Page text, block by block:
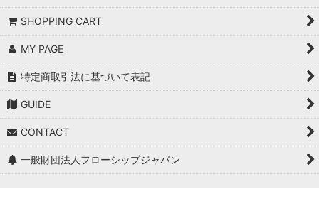
SHOPPING CART
MY PAGE
特定商取引法に基づいて表記
GUIDE
CONTACT
一般財団法人フローシップジャパン